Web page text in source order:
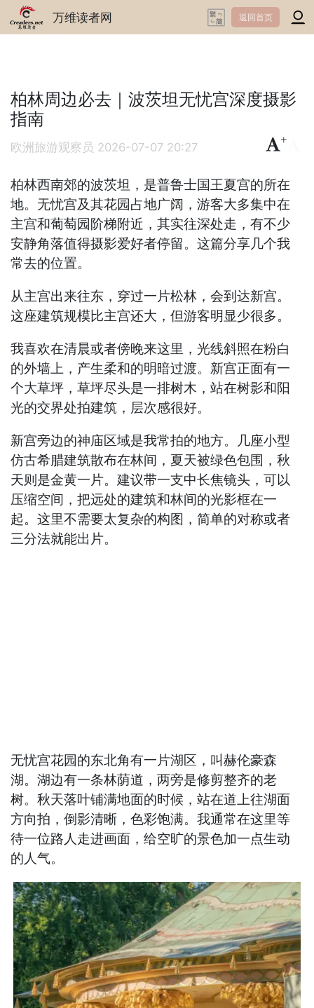
万维读者网 返回首页
柏林周边必去｜波茨坦无忧宫深度摄影
指南
欧洲旅游观察员 2026-07-07 20:27
+
柏林西南郊的波茨坦，是普鲁士国王夏宫的所在
地。无忧宫及其花园占地广阔，游客大多集中在
主宫和葡萄园阶梯附近，其实往深处走，有不少
安静角落值得摄影爱好者停留。这篇分享几个我
常去的位置。
从主宫出来往东，穿过一片松林，会到达新宫。
这座建筑规模比主宫还大，但游客明显少很多。
我喜欢在清晨或者傍晚来这里，光线斜照在粉白
的外墙上，产生柔和的明暗过渡。新宫正面有一
个大草坪，草坪尽头是一排树木，站在树影和阳
光的交界处拍建筑，层次感很好。
新宫旁边的神庙区域是我常拍的地方。几座小型
仿古希腊建筑散布在林间，夏天被绿色包围，秋
天则是金黄一片。建议带一支中长焦镜头，可以
压缩空间，把远处的建筑和林间的光影框在一
起。这里不需要太复杂的构图，简单的对称或者
三分法就能出片。
无忧宫花园的东北角有一片湖区，叫赫伦豪森
湖。湖边有一条林荫道，两旁是修剪整齐的老
树。秋天落叶铺满地面的时候，站在道上往湖面
方向拍，倒影清晰，色彩饱满。我通常在这里等
待一位路人走进画面，给空旷的景色加一点生动
的人气。